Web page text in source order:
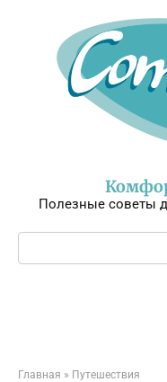
Полезные советы
Поиск:
Главная » Путешествия